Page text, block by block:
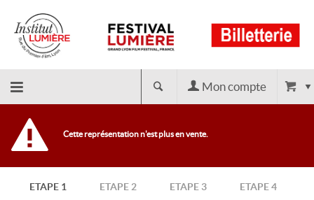
Retour
l'accueil
Mon compte
Cette représentation n'est plus en vente.
ETAPE 1 ETAPE 2 ETAPE 3 ETAPE 4